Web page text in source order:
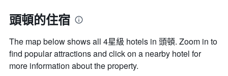
頭頓的住宿
The map below shows all 4星級 hotels in 頭頓. Zoom in to
find popular attractions and click on a nearby hotel for
more information about the property.